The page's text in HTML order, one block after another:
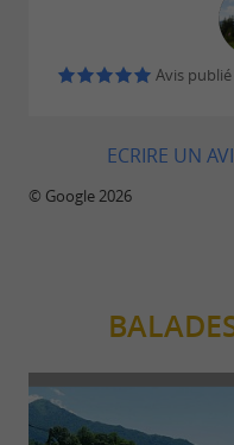
Avis
ECRIRE UN
© Google 2026